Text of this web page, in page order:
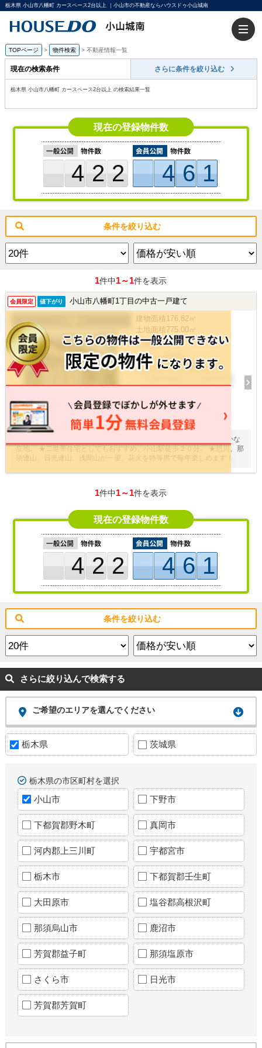
栃木県 小山市八幡町 カースペース2台以上 ｜小山市の不動産ならハウスドゥ小山城南
TOPページ > 物件検索 > 不動産情報一覧
現在の検索条件 さらに条件を絞り込む
栃木県 小山市八幡町 カースペース2台以上 の検索結果一覧
現在の登録物件数
422 461
条件を絞り込む
1件中1～1件を表示
会員限定 値下がり 小山市八幡町1丁目の中古一戸建て
30枚
建物面積 176.82㎡
土地面積 775.00㎡
4,490万円
5LDK / 1994年
栃木県小山市八幡町1丁目
★一条工務店施工。思川左岸の上に建ち、眺望が素晴らしい自然豊かな
立地。 ★二世帯住宅としてもおすすめ。小山駅徒歩２０分。 ★思川、那
須連山、日光連山、浅間山が一望。花火を特等席で毎年楽しめます！
1件中1～1件を表示
現在の登録物件数
422 461
条件を絞り込む
さらに絞り込んで検索する
ご希望のエリアを選んでください
栃木県 茨城県
栃木県の市区町村を選択
小山市 下野市
下都賀郡野木町 真岡市
河内郡上三川町 宇都宮市
栃木市 下都賀郡壬生町
大田原市 塩谷郡高根沢町
那須烏山市 鹿沼市
芳賀郡益子町 那須塩原市
さくら市 日光市
芳賀郡芳賀町